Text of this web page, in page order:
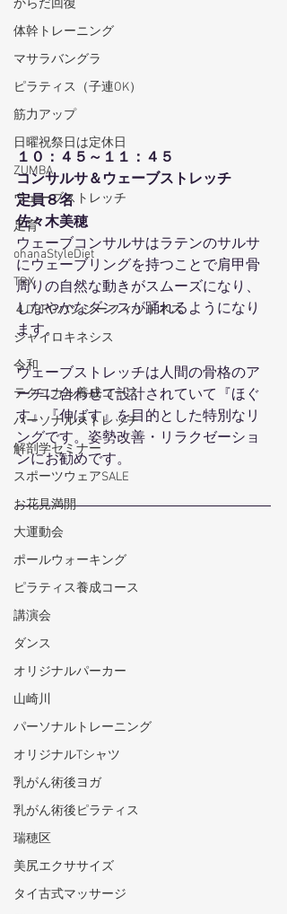
からだ回復
体幹トレーニング
マサラバングラ
ピラティス（子連OK）
筋力アップ
日曜祝祭日は定休日
ZUMBA
ウェーブストレッチ
足育
ohanaStyleDiet
TRX
４DPROバンジーフィットネス
ジャイロキネシス
令和
テクニカル養成コース
パーソナルストレッチ
解剖学セミナー
スポーツウェアSALE
お花見満開
大運動会
ポールウォーキング
ピラティス養成コース
講演会
ダンス
オリジナルパーカー
山崎川
パーソナルトレーニング
オリジナルTシャツ
乳がん術後ヨガ
乳がん術後ピラティス
瑞穂区
美尻エクササイズ
タイ古式マッサージ
１０：４５～１１：４５
コンサルサ＆ウェーブストレッチ
定員８名
佐々木美穂
ウェーブコンサルサはラテンのサルサ
にウェーブリングを持つことで肩甲骨
周りの自然な動きがスムーズになり、
しなやかなダンスが踊れるようになり
ます。
ウェーブストレッチは人間の骨格のア
ーチに合わせて設計されていて『ほぐ
す』『伸ばす』を目的とした特別なリ
ングです。姿勢改善・リラクゼーショ
ンにお勧めです。